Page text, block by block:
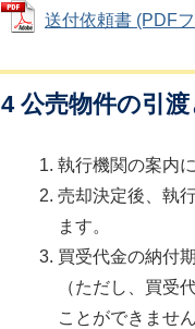
送付依頼書 (PDF
4 公売物件の引
執行機関の案内
売却決定後、執
ます。
買受代金の納付
（ただし、買受
ことができません